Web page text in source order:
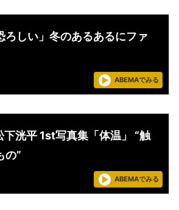
ろしい」冬のあるあるにファ
ABEMAでみる
洸平 1st写真集「体温」 “触
の”
ABEMAでみる